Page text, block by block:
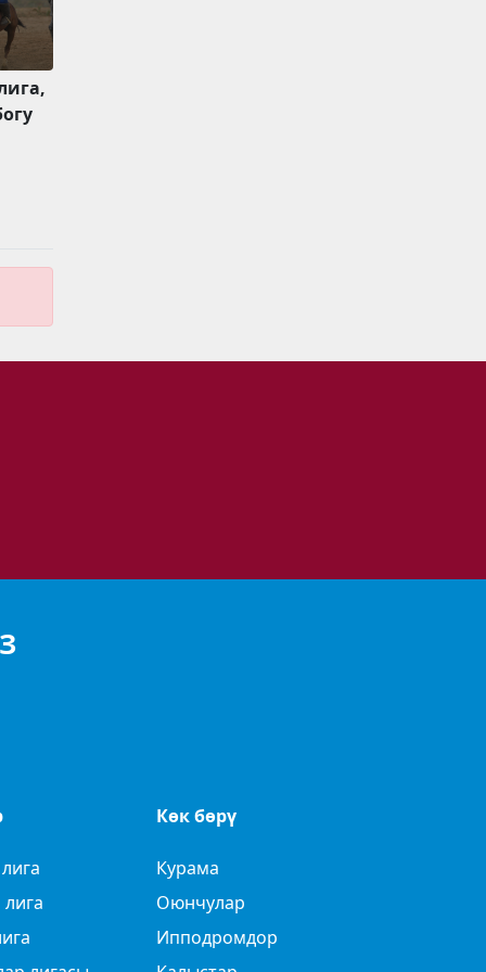
Көк бөрү
Курама
Оюнчулар
Ипподромдор